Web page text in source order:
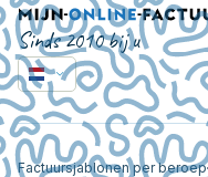
Sinds 2010 bij u
Factuursjablonen per beroep